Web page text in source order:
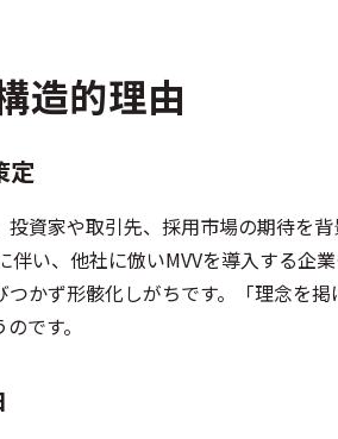
造的理由
定
資家や取引先、採用市場の期待を
伴い、他社に倣いMVVを導入する企
かず形骸化しがちです。「理念を
です。